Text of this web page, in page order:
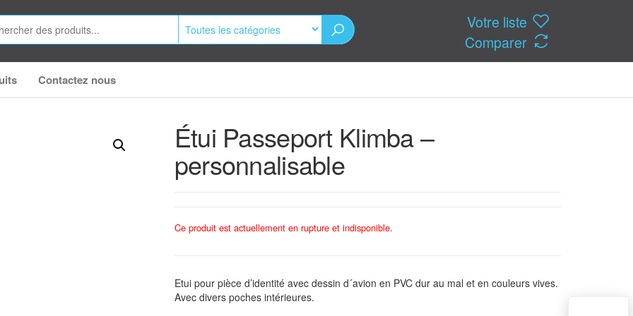
Votre liste
Comparer
Contactez nous
Étui Passeport Klimba –
personnalisable
Ce produit est actuellement en rupture et indisponible.
Etui pour pièce d’identité avec dessin d´avion en PVC dur au mal et en couleurs vives.
Avec divers poches intérieures.